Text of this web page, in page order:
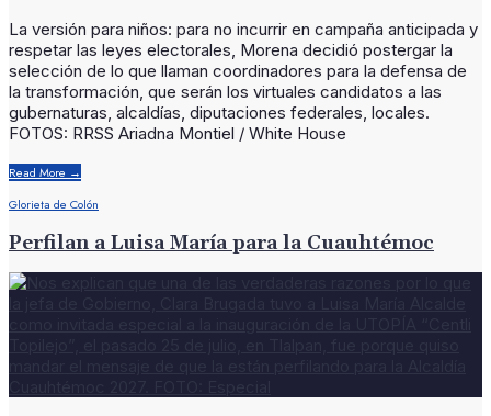
La versión para niños: para no incurrir en campaña anticipada y
respetar las leyes electorales, Morena decidió postergar la
selección de lo que llaman coordinadores para la defensa de
la transformación, que serán los virtuales candidatos a las
gubernaturas, alcaldías, diputaciones federales, locales.
FOTOS: RRSS Ariadna Montiel / White House
Read More →
Glorieta de Colón
Perfilan a Luisa María para la Cuauhtémoc